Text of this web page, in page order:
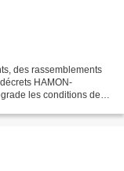
des rassemblements
HAMON-
les conditions de